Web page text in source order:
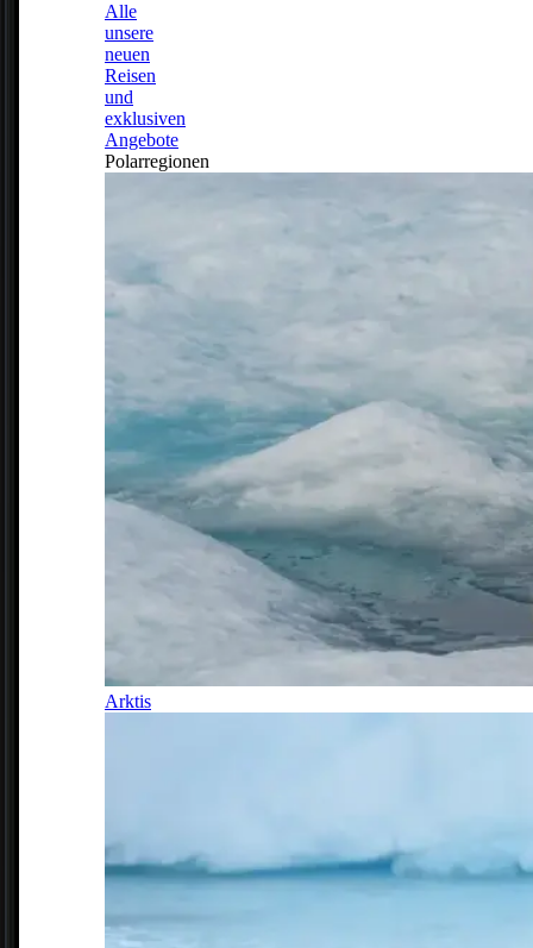
Alle
unsere
neuen
Reisen
und
exklusiven
Angebote
Polarregionen
Arktis